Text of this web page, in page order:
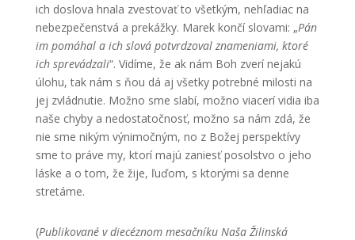
ich doslova hnala zvestovať to všetkým, nehľadiac na
nebezpečenstvá a prekážky. Marek končí slovami: „Pán
im pomáhal a ich slová potvrdzoval znameniami, ktoré
ich sprevádzali“. Vidíme, že ak nám Boh zverí nejakú
úlohu, tak nám s ňou dá aj všetky potrebné milosti na
jej zvládnutie. Možno sme slabí, možno viacerí vidia iba
naše chyby a nedostatočnosť, možno sa nám zdá, že
nie sme nikým výnimočným, no z Božej perspektívy
sme to práve my, ktorí majú zaniesť posolstvo o jeho
láske a o tom, že žije, ľuďom, s ktorými sa denne
stretáme.
(Publikované v diecéznom mesačníku Naša Žilinská